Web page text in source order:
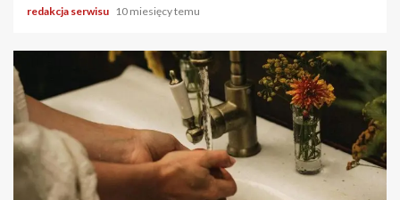
redakcja serwisu 10 miesięcy temu
2 min odczytu